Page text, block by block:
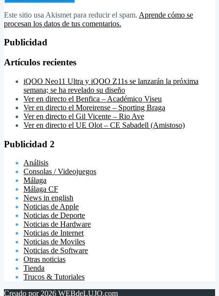
Este sitio usa Akismet para reducir el spam. Aprende cómo se
procesan los datos de tus comentarios.
Publicidad
Artículos recientes
iQOO Neo11 Ultra y iQOO Z11s se lanzarán la próxima
semana; se ha revelado su diseño
Ver en directo el Benfica – Académico Viseu
Ver en directo el Moreirense – Sporting Braga
Ver en directo el Gil Vicente – Rio Ave
Ver en directo el UE Olot – CE Sabadell (Amistoso)
Publicidad 2
Análisis
Consolas / Videojuegos
Málaga
Málaga CF
News in english
Noticias de Apple
Noticias de Deporte
Noticias de Hardware
Noticias de Internet
Noticias de Moviles
Noticias de Software
Otras noticias
Tienda
Trucos & Tutoriales
Creado por 2026 WEBdeLUJO.com